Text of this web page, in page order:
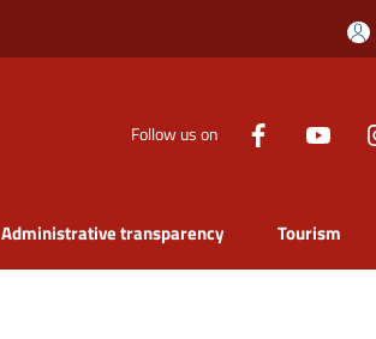
Follow us on
Administrative transparency Tourism